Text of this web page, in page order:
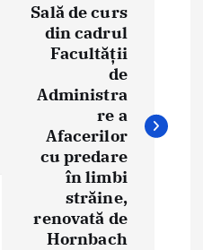
Sală de curs
din cadrul
Facultății
de
Administra
re a
Afacerilor
cu predare
în limbi
străine,
renovată de
Hornbach